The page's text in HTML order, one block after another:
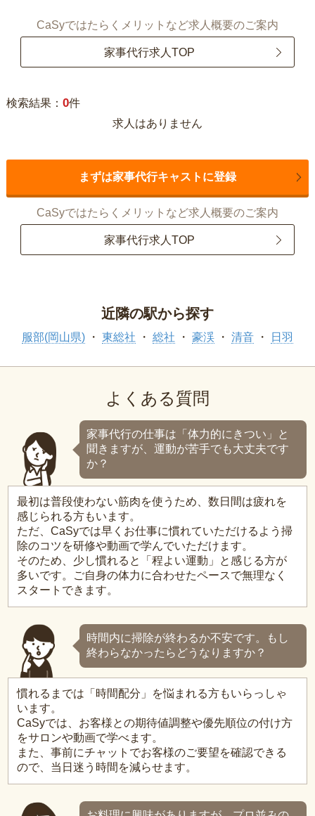
CaSyではたらくメリットなど求人概要のご案内
家事代行求人TOP
検索結果： 0件
求人はありません
まずは家事代行キャストに登録
CaSyではたらくメリットなど求人概要のご案内
家事代行求人TOP
近隣の駅から探す
服部(岡山県) 東総社 総社 豪渓 清音 日羽
よくある質問
家事代行の仕事は「体力的にきつい」と
聞きますが、運動が苦手でも大丈夫です
か？
最初は普段使わない筋肉を使うため、数日間は疲れを
感じられる方もいます。
ただ、CaSyでは早くお仕事に慣れていただけるよう掃
除のコツを研修や動画で学んでいただけます。
そのため、少し慣れると「程よい運動」と感じる方が
多いです。ご自身の体力に合わせたペースで無理なく
スタートできます。
時間内に掃除が終わるか不安です。もし
終わらなかったらどうなりますか？
慣れるまでは「時間配分」を悩まれる方もいらっしゃ
います。
CaSyでは、お客様との期待値調整や優先順位の付け方
をサロンや動画で学べます。
また、事前にチャットでお客様のご要望を確認できる
ので、当日迷う時間を減らせます。